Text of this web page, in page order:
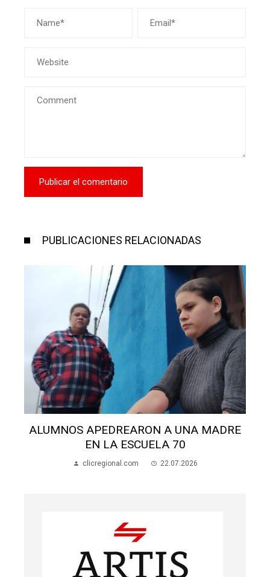
PUBLICACIONES RELACIONADAS
ALUMNOS APEDREARON A UNA MADRE
EN LA ESCUELA 70
clicregional.com 22.07.2026